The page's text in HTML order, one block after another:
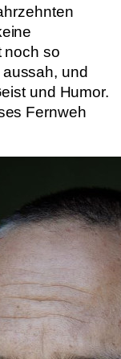
noch so
und
und Humor.
Fernweh